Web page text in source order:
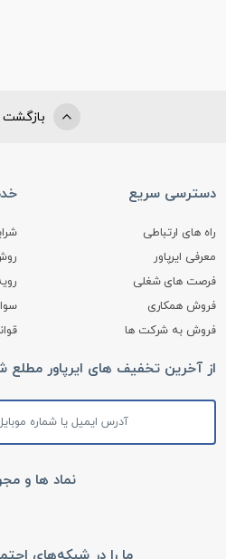
بازگشت
دسترسی سریع
راه های ارتباطی
معرفی ایرپاور
فرصت های شغلی
فروش همکاری
فروش به شرکت ها
از آخرین تخفیف های ایرپاور مطلع
نماد ها و